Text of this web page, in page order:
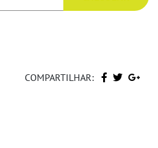
COMPARTILHAR: